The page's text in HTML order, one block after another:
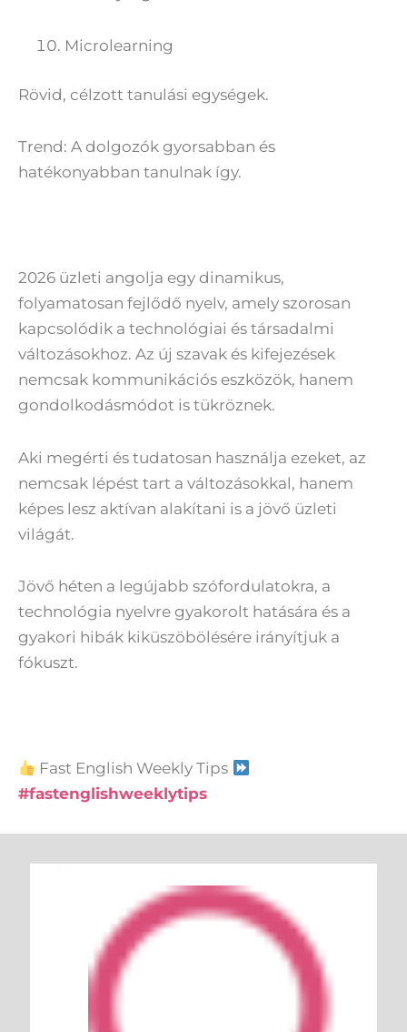
Microlearning
Rövid, célzott tanulási egységek.
Trend: A dolgozók gyorsabban és
hatékonyabban tanulnak így.
2026 üzleti angolja egy dinamikus,
folyamatosan fejlődő nyelv, amely szorosan
kapcsolódik a technológiai és társadalmi
változásokhoz. Az új szavak és kifejezések
nemcsak kommunikációs eszközök, hanem
gondolkodásmódot is tükröznek.
Aki megérti és tudatosan használja ezeket, az
nemcsak lépést tart a változásokkal, hanem
képes lesz aktívan alakítani is a jövő üzleti
világát.
Jövő héten a legújabb szófordulatokra, a
technológia nyelvre gyakorolt hatására és a
gyakori hibák kiküszöbölésére irányítjuk a
fókuszt.
Fast English Weekly Tips
#fastenglishweeklytips